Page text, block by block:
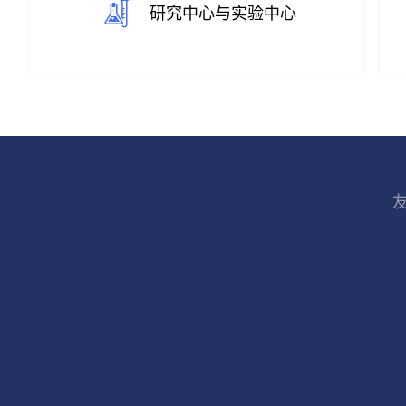
研究中心与实验中心